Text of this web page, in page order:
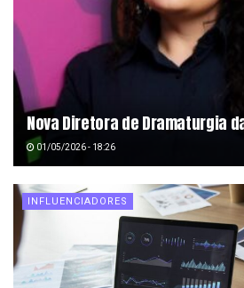
Nova Diretora de Dramaturgia
01/05/2026 - 18:26
INFLUENCIADORES